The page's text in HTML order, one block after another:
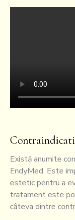
Există anumite
EndyMed. Este
estetic pentru a
tratament este
câteva dintre